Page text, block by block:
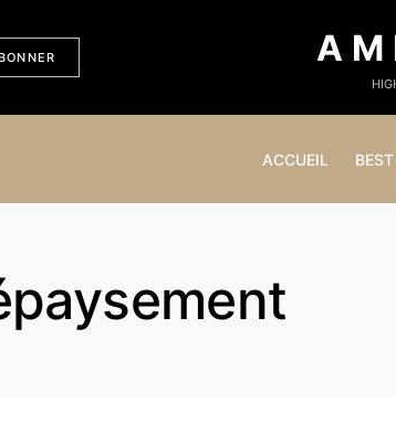
ACCUEIL